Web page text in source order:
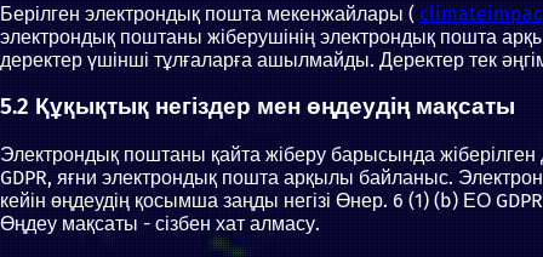
Берілген электрондық пошта мекенжайлары (
электрондық поштаны жіберушінің электрондық пошта
деректер үшінші тұлғаларға ашылмайды. Деректер тек
5.2 Құқықтық негіздер мен өңдеудің мақсаты
Электрондық поштаны қайта жіберу барысында
GDPR, яғни электрондық пошта арқылы байланыс.
кейін өңдеудің қосымша заңды негізі Өнер. 6 (1) (b) ЕО
Өңдеу мақсаты - сізбен хат алмасу.